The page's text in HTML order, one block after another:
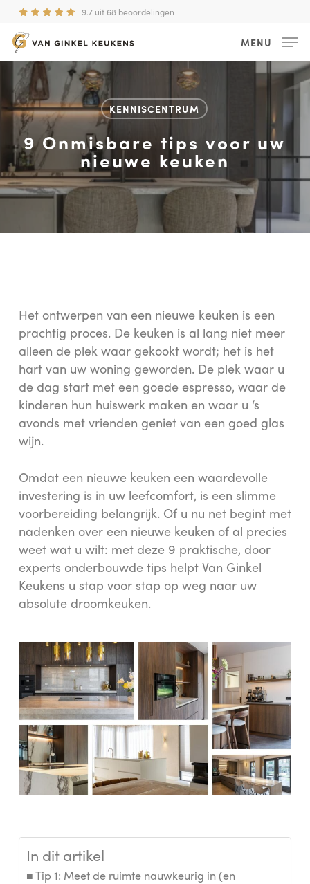
Skip
main
content
9.7 uit 68 beoordelingen
MENU
KENNISCENTRUM
9 Onmisbare tips voor uw
nieuwe keuken
Het ontwerpen van een nieuwe keuken is een
prachtig proces. De keuken is al lang niet meer
alleen de plek waar gekookt wordt; het is het
hart van uw woning geworden. De plek waar u
de dag start met een goede espresso, waar de
kinderen hun huiswerk maken en waar u ‘s
avonds met vrienden geniet van een goed glas
wijn.
Omdat een nieuwe keuken een waardevolle
investering is in uw leefcomfort, is een slimme
voorbereiding belangrijk. Of u nu net begint met
nadenken over een nieuwe keuken of al precies
weet wat u wilt: met deze 9 praktische, door
experts onderbouwde tips helpt Van Ginkel
Keukens u stap voor stap op weg naar uw
absolute droomkeuken.
In dit artikel
Tip 1: Meet de ruimte nauwkeurig in (en